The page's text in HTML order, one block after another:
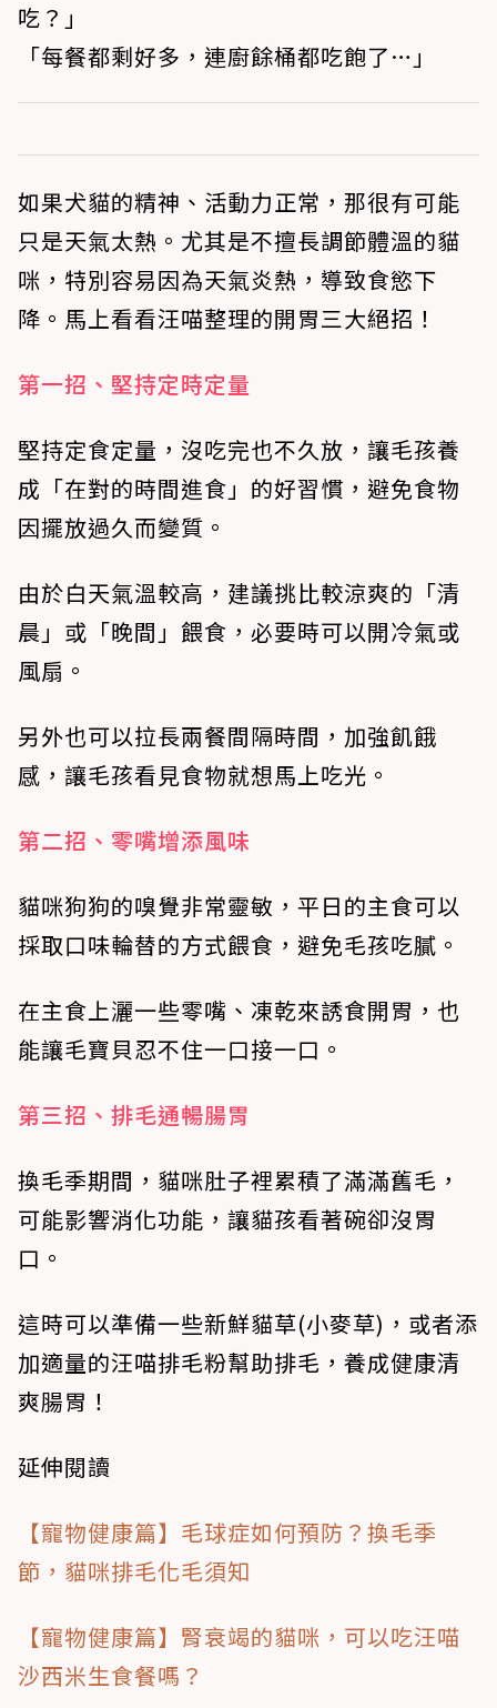
吃？」
「每餐都剩好多，連廚餘桶都吃飽了…」
如果犬貓的精神、活動力正常，那很有可能
只是天氣太熱。尤其是不擅長調節體溫的貓
咪，特別容易因為天氣炎熱，導致食慾下
降。馬上看看汪喵整理的開胃三大絕招！
第一招、堅持定時定量
堅持定食定量，沒吃完也不久放，讓毛孩養
成「在對的時間進食」的好習慣，避免食物
因擺放過久而變質。
由於白天氣溫較高，建議挑比較涼爽的「清
晨」或「晚間」餵食，必要時可以開冷氣或
風扇。
另外也可以拉長兩餐間隔時間，加強飢餓
感，讓毛孩看見食物就想馬上吃光。
第二招、零嘴增添風味
貓咪狗狗的嗅覺非常靈敏，平日的主食可以
採取口味輪替的方式餵食，避免毛孩吃膩。
在主食上灑一些零嘴、凍乾來誘食開胃，也
能讓毛寶貝忍不住一口接一口。
第三招、排毛通暢腸胃
換毛季期間，貓咪肚子裡累積了滿滿舊毛，
可能影響消化功能，讓貓孩看著碗卻沒胃
口。
這時可以準備一些新鮮貓草(小麥草)，或者添
加適量的汪喵排毛粉幫助排毛，養成健康清
爽腸胃！
延伸閱讀
【寵物健康篇】毛球症如何預防？換毛季
節，貓咪排毛化毛須知
【寵物健康篇】腎衰竭的貓咪，可以吃汪喵
沙西米生食餐嗎？